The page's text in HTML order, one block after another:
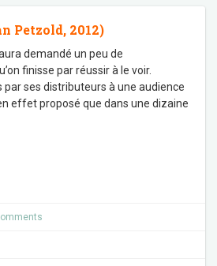
Petzold, 2012)
demandé un peu de
finisse par réussir à le voir.
ses distributeurs à une audience
effet proposé que dans une dizaine